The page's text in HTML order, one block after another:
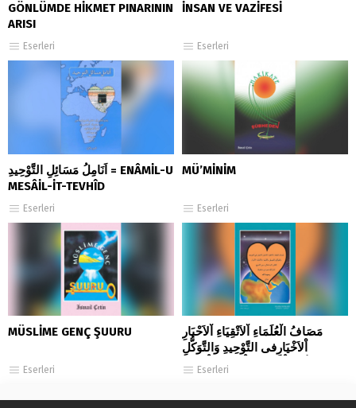
GÖNLÜMDE HİKMET PINARININ
ARISI
Eserleri
İNSAN VE VAZİFESİ
Eserleri
اَنَامِلُ مَسَائِلِ التَّوْحِيدِ = ENÂMİL-U
MESÂİL-İT-TEVHÎD
Eserleri
MÜ’MİNİM
Eserleri
MÜSLİME GENÇ ŞUURU
Eserleri
مَصَافُ الْعُلَمَاءِ اْلاَتْقِيَاءِ اْلاَحْبَارِ
اْلاَخْيَارِفى التَّوْحِيدِ وَالتَّوَكُّلِ
وَالتَّوَسُّلِ بِاْلاَنْبِيَاءِ وَاْلاَوْلِيَاءِ اْلاَبْرَارِ
Eserleri